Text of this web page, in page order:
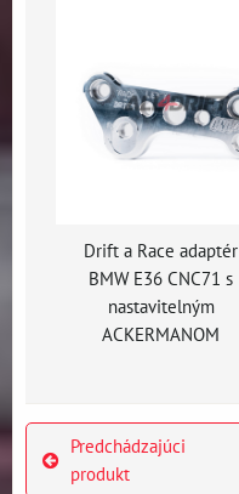
Drift a Race adaptér
BMW E36 CNC71 s
nastavitelným
ACKERMANOM
Predchádzajúci
produkt